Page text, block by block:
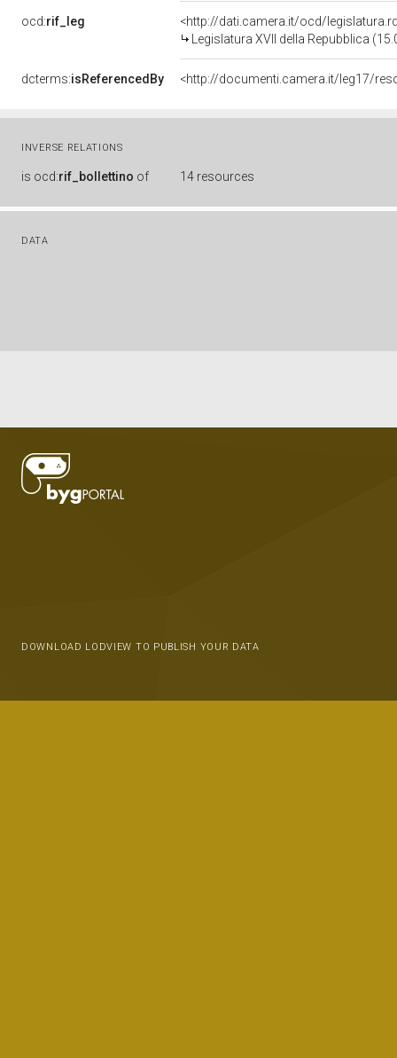
ocd:rif_leg
<http://dati.camera.it/ocd/
Legislatura XVII della Repubblica
dcterms:isReferencedBy
INVERSE RELATIONS
is ocd:rif_bollettino of 14 resources
DATA
DOWNLOAD LODVIEW TO PUBLISH YOUR DATA